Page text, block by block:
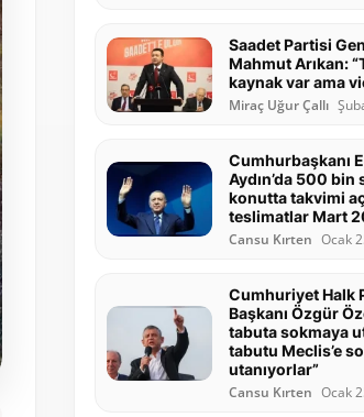
Saadet Partisi
Mahmut Arıkan:
kaynak var ama
Miraç Uğur Çallı
Cumhurbaşkanı
Aydın’da 500 bin
konutta takvimi
teslimatlar Mart
Cansu Kırten Ocak
Cumhuriyet Halk
Başkanı Özgür
tabuta sokmaya
tabutu Meclis’e
utanıyorlar”
Cansu Kırten Ocak